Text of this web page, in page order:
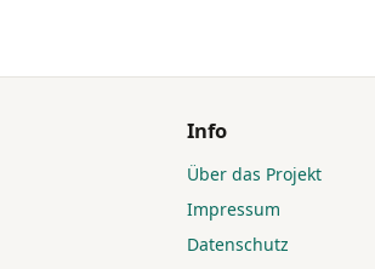
Info
Über das Projekt
Impressum
Datenschutz